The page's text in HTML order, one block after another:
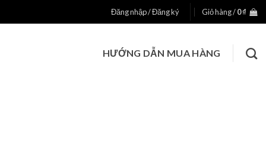
Đăng nhập / Đăng ký Giỏ hàng /0₫
HƯỚNG DẪN MUA HÀNG